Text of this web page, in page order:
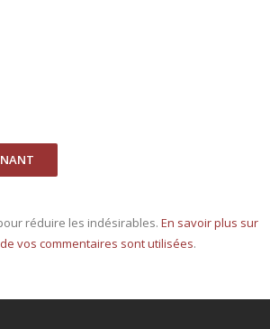
réduire les indésirables. En savoir plus sur
vos commentaires sont utilisées.